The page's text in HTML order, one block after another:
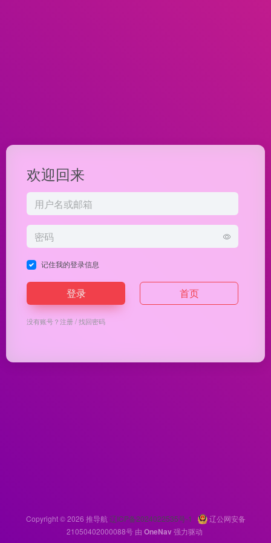
欢迎回来
记住我的登录信息
登录 首页
没有账号？注册/找回密码
Copyright © 2026 推导航 辽ICP备2024022535号-1
辽公网安备
21050402000088号 由 OneNav强力驱动